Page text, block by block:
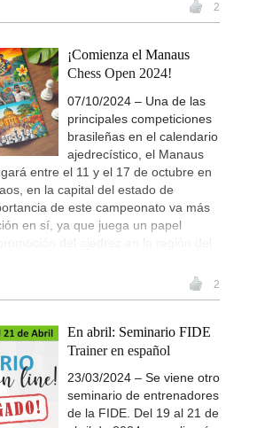
2
¡Comienza el Manaus
Chess Open 2024!
07/10/2024 – Una de las
principales competiciones
brasileñas en el calendario
ajedrecístico, el Manaus
entre el 11 y el 17 de octubre en
en la capital del estado de
de este campeonato va más
en sí, ya que juega un papel
del ajedrez en la región del
2
En abril: Seminario FIDE
Trainer en español
23/03/2024 – Se viene otro
seminario de entrenadores
de la FIDE. Del 19 al 21 de